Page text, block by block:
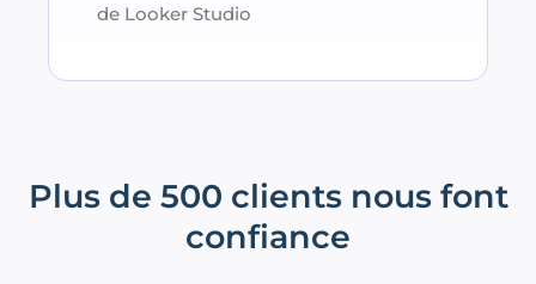
de Looker Studio
Plus de 500 clients nous font
confiance